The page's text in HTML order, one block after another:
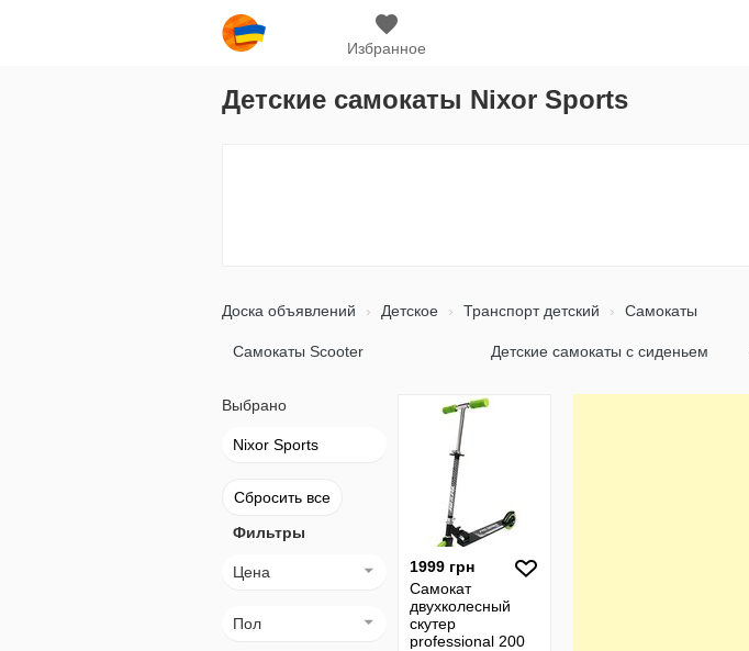
Избранное
Детские самокаты Nixor Sports
Доска объявлений Детское Транспорт детский Самокаты
Самокаты Scooter Детские самокаты с сиденьем
Выбрано
Nixor Sports
Сбросить все
Фильтры
Цена
Пол
1999 грн
Самокат
двухколесный
скутер
professional 200